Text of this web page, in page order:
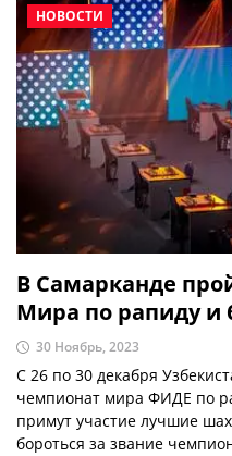
НОВОСТИ
В Самарканде
Мира по рапиду и
30 Ноябрь, 2023
С 26 по 30 декабря
чемпионат мира ФИДЕ по
примут участие лучшие
бороться за звание